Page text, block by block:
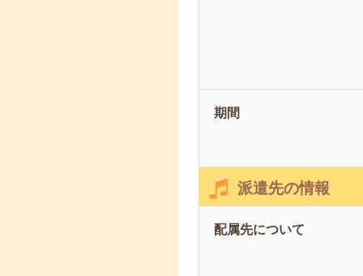
期間
派遣先の情報
配属先について